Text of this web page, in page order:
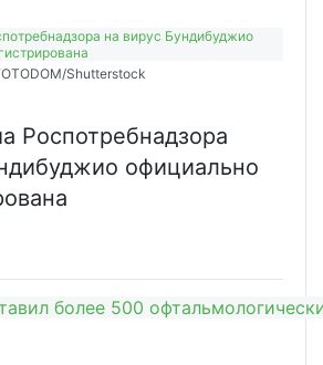
Shutterstock
Роспотребнадзора
официально